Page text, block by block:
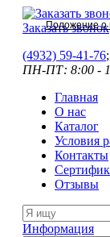
Заказать звонок
(4932) 59-41-76;
ПН-ПТ: 8:00 -
Главная
О нас
Каталог
Условия
Контакты
Отзывы
Информация
Положение о